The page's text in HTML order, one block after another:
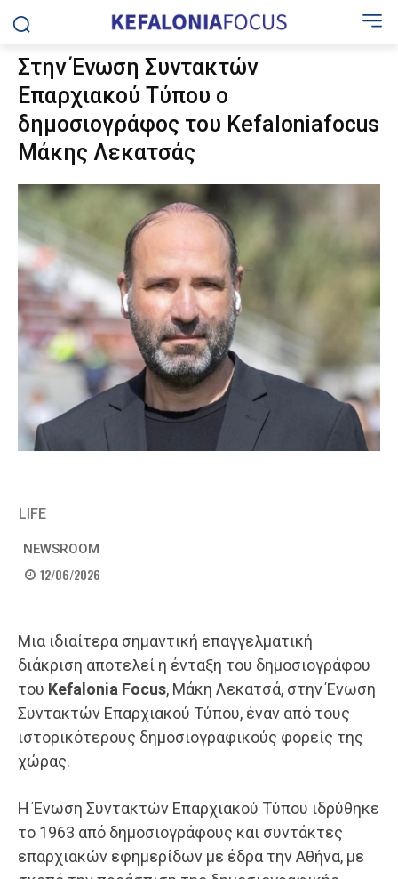
Στην Ένωση Συντακτών
Επαρχιακού Τύπου ο
δημοσιογράφος του Kefaloniafocus
Μάκης Λεκατσάς
LIFE
NEWSROOM
12/06/2026
Μια ιδιαίτερα σημαντική επαγγελματική
διάκριση αποτελεί η ένταξη του δημοσιογράφου
του Kefalonia Focus, Μάκη Λεκατσά, στην Ένωση
Συντακτών Επαρχιακού Τύπου, έναν από τους
ιστορικότερους δημοσιογραφικούς φορείς της
χώρας.
Η Ένωση Συντακτών Επαρχιακού Τύπου ιδρύθηκε
το 1963 από δημοσιογράφους και συντάκτες
επαρχιακών εφημερίδων με έδρα την Αθήνα, με